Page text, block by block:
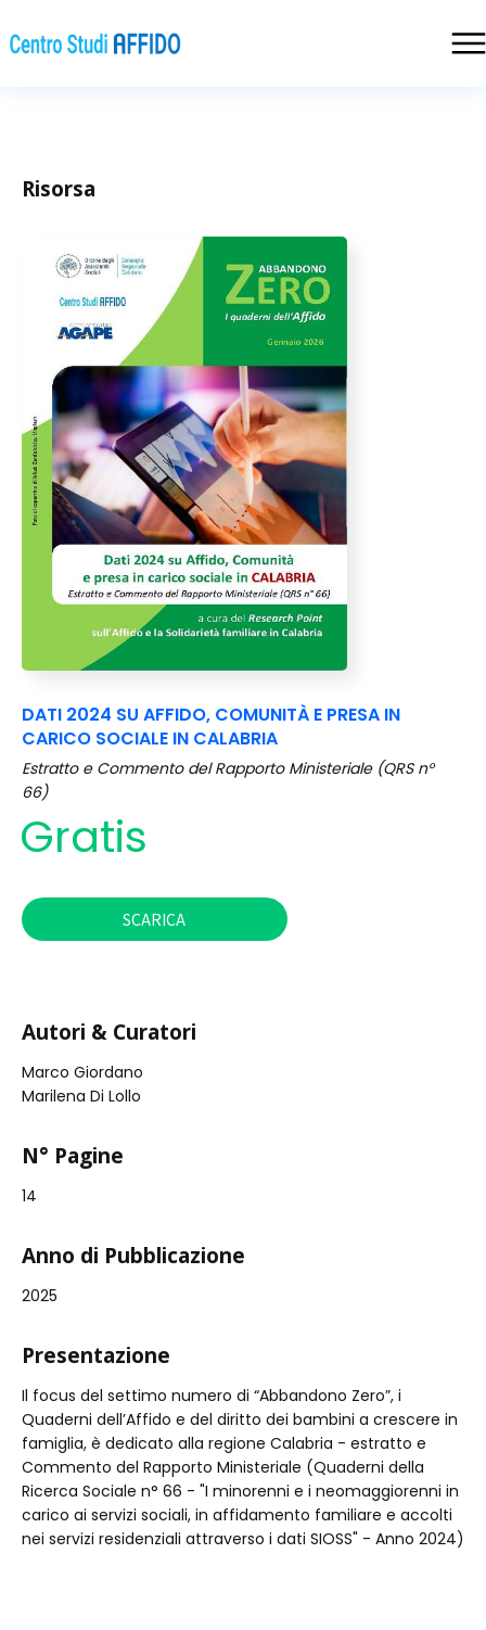
Risorsa
DATI 2024 SU AFFIDO, COMUNITÀ E PRESA IN
CARICO SOCIALE IN CALABRIA
Estratto e Commento del Rapporto Ministeriale (QRS n°
66)
Gratis
SCARICA
Autori & Curatori
Marco Giordano
Marilena Di Lollo
N° Pagine
14
Anno di Pubblicazione
2025
Presentazione
Il focus del settimo numero di “Abbandono Zero”, i
Quaderni dell’Affido e del diritto dei bambini a crescere in
famiglia, è dedicato alla regione Calabria - estratto e
Commento del Rapporto Ministeriale (Quaderni della
Ricerca Sociale n° 66 - "I minorenni e i neomaggiorenni in
carico ai servizi sociali, in affidamento familiare e accolti
nei servizi residenziali attraverso i dati SIOSS" - Anno 2024)